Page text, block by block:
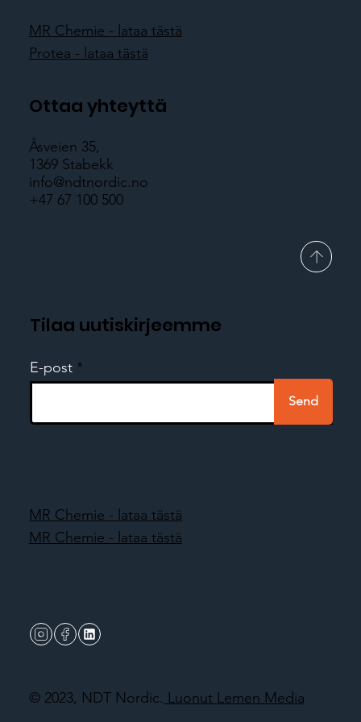
MR Chemie - lataa tästä
Protea - lataa tästä
Ottaa yhteyttä
Åsveien 35,
1369 Stabekk
info@ndtnordic.no
+47 67 100 500
Tilaa uutiskirjeemme
E-post
Send
© 2023, NDT Nordic. Luonut Lemen Media
MR Chemie - lataa tästä
MR Chemie - lataa tästä